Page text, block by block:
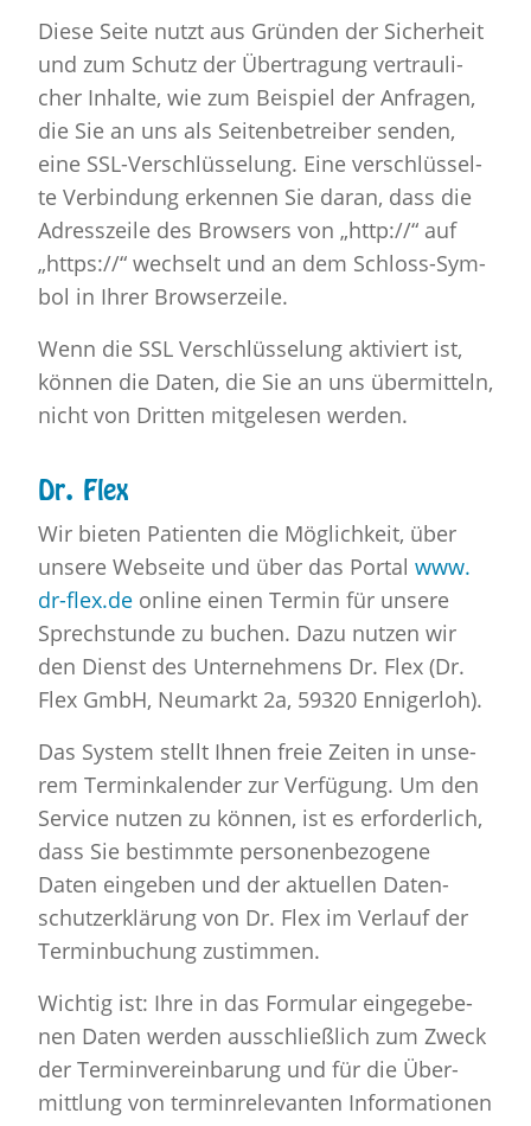
Diese Seite nutzt aus Grün­den der Si­cher­heit
und zum Schutz der Über­tra­gung ver­trau­li­
cher In­hal­te, wie zum Bei­spiel der An­fra­gen,
die Sie an uns als Sei­ten­be­trei­ber sen­den,
eine SSL-Ver­schlüs­se­lung. Eine ver­schlüs­sel­
te Ver­bin­dung er­ken­nen Sie daran, dass die
Adress­zei­le des Brow­sers von „http://“ auf
„https://“ wech­selt und an dem Schloss-Sym­
bol in Ihrer Brow­ser­zei­le.
Wenn die SSL Ver­schlüs­se­lung ak­ti­viert ist,
kön­nen die Daten, die Sie an uns über­mit­teln,
nicht von Drit­ten mit­ge­le­sen wer­den.
Dr. Flex
Wir bie­ten Pa­ti­en­ten die Mög­lich­keit, über
un­se­re Web­sei­te und über das Por­tal www.​
dr-​flex.​de on­line einen Ter­min für un­se­re
Sprech­stun­de zu bu­chen. Dazu nut­zen wir
den Dienst des Un­ter­neh­mens Dr. Flex (Dr.
Flex GmbH, Neu­markt 2a, 59320 En­ni­ger­loh).
Das Sys­tem stellt Ihnen freie Zei­ten in un­se­
rem Ter­min­ka­len­der zur Ver­fü­gung. Um den
Ser­vice nut­zen zu kön­nen, ist es er­for­der­lich,
dass Sie be­stimm­te per­so­nen­be­zo­ge­ne
Daten ein­ge­ben und der ak­tu­el­len Da­ten­
schutz­er­klä­rung von Dr. Flex im Ver­lauf der
Ter­min­bu­chung zu­stim­men.
Wich­tig ist: Ihre in das For­mu­lar ein­ge­ge­be­
nen Daten wer­den aus­schließ­lich zum Zweck
der Ter­min­ver­ein­ba­rung und für die Über­
mitt­lung von ter­min­re­le­van­ten In­for­ma­tio­nen